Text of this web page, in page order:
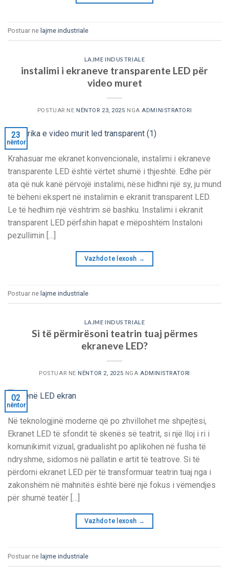
Postuar ne lajme industriale
LAJME INDUSTRIALE
instalimi i ekraneve transparente LED për
video muret
POSTUAR NE NËNTOR 23, 2025 NGAADMINISTRATORI
23
nëntor
Krahasuar me ekranet konvencionale, instalimi i ekraneve
transparente LED është vërtet shumë i thjeshtë. Edhe për
ata që nuk kanë përvojë instalimi, nëse hidhni një sy, ju mund
të bëheni ekspert në instalimin e ekranit transparent LED.
Le të hedhim një vështrim së bashku. Instalimi i ekranit
transparent LED përfshin hapat e mëposhtëm Instaloni
pezullimin […]
Vazhdo te lexosh →
Postuar ne lajme industriale
LAJME INDUSTRIALE
Si të përmirësoni teatrin tuaj përmes
ekraneve LED?
POSTUAR NE NËNTOR 2, 2025 NGA ADMINISTRATORI
02
nëntor
Në teknologjinë moderne që po zhvillohet me shpejtësi,
Ekranet LED të sfondit të skenës së teatrit, si një lloj i ri i
komunikimit vizual, gradualisht po aplikohen në fusha të
ndryshme, sidomos në pallatin e artit të teatrove. Si të
përdorni ekranet LED për të transformuar teatrin tuaj nga i
zakonshëm në mahnitës është bërë një fokus i vëmendjes
për shumë teatër […]
Vazhdo te lexosh →
Postuar ne lajme industriale